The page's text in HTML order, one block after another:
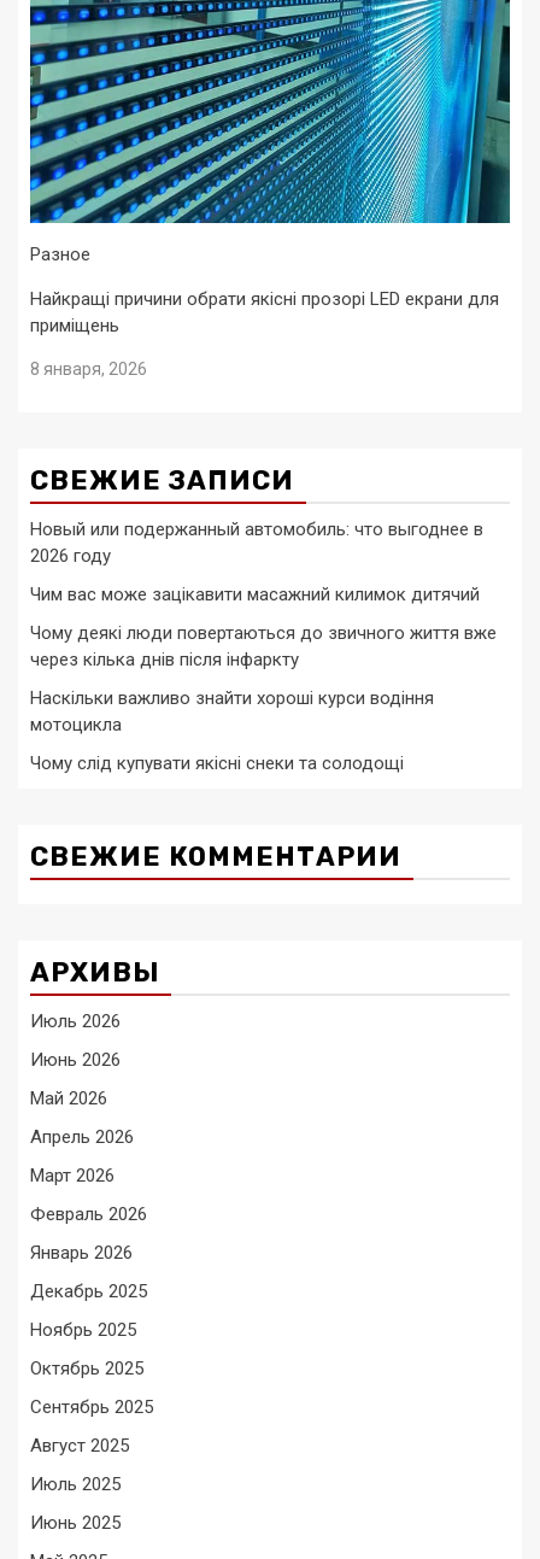
Разное
Найкращі причини обрати якісні прозорі LED екрани для
приміщень
8 января, 2026
СВЕЖИЕ ЗАПИСИ
Новый или подержанный автомобиль: что выгоднее в
2026 году
Чим вас може зацікавити масажний килимок дитячий
Чому деякі люди повертаються до звичного життя вже
через кілька днів після інфаркту
Наскільки важливо знайти хороші курси водіння
мотоцикла
Чому слід купувати якісні снеки та солодощі
СВЕЖИЕ КОММЕНТАРИИ
АРХИВЫ
Июль 2026
Июнь 2026
Май 2026
Апрель 2026
Март 2026
Февраль 2026
Январь 2026
Декабрь 2025
Ноябрь 2025
Октябрь 2025
Сентябрь 2025
Август 2025
Июль 2025
Июнь 2025